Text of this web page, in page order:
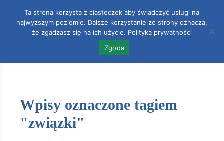
0
Wpisy oznaczone tagiem
"związki"
Ta strona korzysta z ciasteczek aby świadczyć usługi na
najwyższym poziomie. Dalsze korzystanie ze strony oznacza,
że zgadzasz się na ich użycie. Polityka prywatności
Zgoda